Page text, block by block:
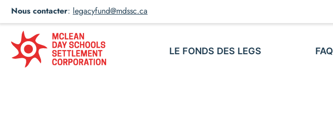
Nous contacter: legacyfund@mdssc.ca
LE FONDS DES LEGS FAQ